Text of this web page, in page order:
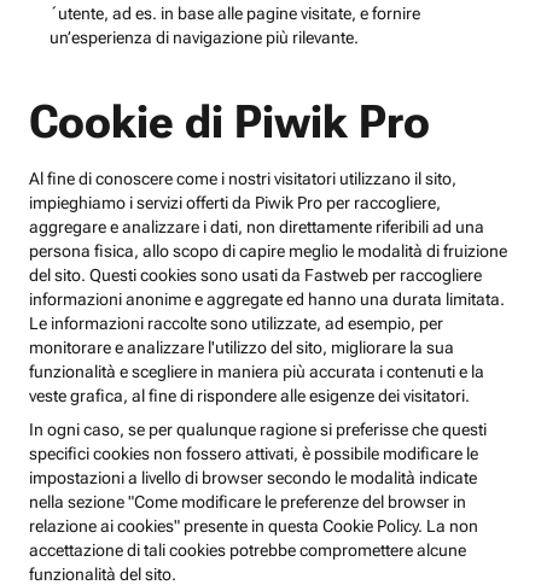
´utente, ad es. in base alle pagine visitate, e fornire
un’esperienza di navigazione più rilevante.
Cookie di Piwik Pro
Al fine di conoscere come i nostri visitatori utilizzano il sito,
impieghiamo i servizi offerti da Piwik Pro per raccogliere,
aggregare e analizzare i dati, non direttamente riferibili ad una
persona fisica, allo scopo di capire meglio le modalità di fruizione
del sito. Questi cookies sono usati da Fastweb per raccogliere
informazioni anonime e aggregate ed hanno una durata limitata.
Le informazioni raccolte sono utilizzate, ad esempio, per
monitorare e analizzare l'utilizzo del sito, migliorare la sua
funzionalità e scegliere in maniera più accurata i contenuti e la
veste grafica, al fine di rispondere alle esigenze dei visitatori.
In ogni caso, se per qualunque ragione si preferisse che questi
specifici cookies non fossero attivati, è possibile modificare le
impostazioni a livello di browser secondo le modalità indicate
nella sezione "Come modificare le preferenze del browser in
relazione ai cookies" presente in questa Cookie Policy. La non
accettazione di tali cookies potrebbe compromettere alcune
funzionalità del sito.